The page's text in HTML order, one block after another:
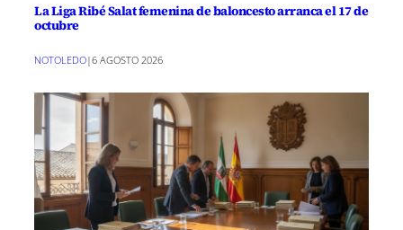
La Liga Ribé Salat femenina de baloncesto arranca el 17 de
octubre
NOTOLEDO|6 AGOSTO 2026